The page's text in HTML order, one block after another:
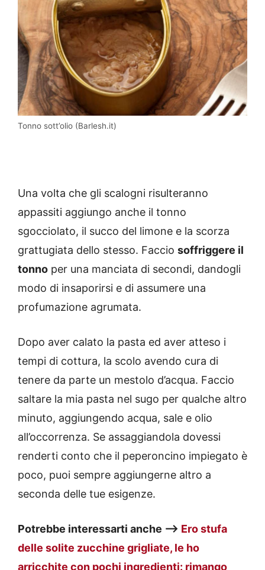
Tonno sott’olio (Barlesh.it)
Una volta che gli scalogni risulteranno
appassiti aggiungo anche il tonno
sgocciolato, il succo del limone e la scorza
grattugiata dello stesso. Faccio soffriggere il
tonno per una manciata di secondi, dandogli
modo di insaporirsi e di assumere una
profumazione agrumata.
Dopo aver calato la pasta ed aver atteso i
tempi di cottura, la scolo avendo cura di
tenere da parte un mestolo d’acqua. Faccio
saltare la mia pasta nel sugo per qualche altro
minuto, aggiungendo acqua, sale e olio
all’occorrenza. Se assaggiandola dovessi
renderti conto che il peperoncino impiegato è
poco, puoi sempre aggiungerne altro a
seconda delle tue esigenze.
Potrebbe interessarti anche —> Ero stufa
delle solite zucchine grigliate, le ho
arricchite con pochi ingredienti: rimango